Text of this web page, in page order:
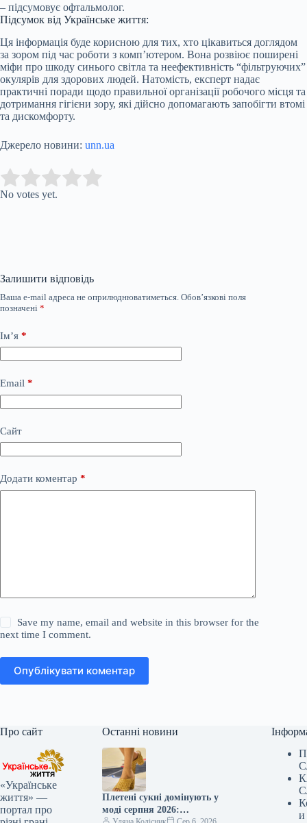
– підсумовує офтальмолог.
Підсумок від Українське життя:
Ця інформація буде корисною для тих, хто цікавиться доглядом
за зором під час роботи з комп’ютером. Вона розвіює поширені
міфи про шкоду синього світла та неефективність “фільтруючих”
окулярів для здорових людей. Натомість, експерт надає
практичні поради щодо правильної організації робочого місця та
дотримання гігієни зору, які дійсно допомагають запобігти втомі
та дискомфорту.
Джерело новини: unn.ua
Rate this item:
No votes yet.
Залишити відповідь
Ваша e-mail адреса не оприлюднюватиметься. Обов’язкові поля
позначені *
Ім’я *
Email *
Сайт
Додати коментар *
Save my name, email and website in this browser for the
next time I comment.
Опублікувати коментар
Про сайт
«Українське
життя» —
портал про
Останні новини
Плетені сукні домінують у
моді серпня 2026:
и